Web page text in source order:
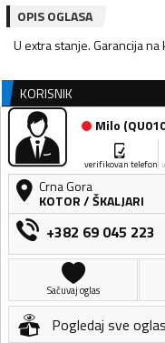
OPIS OGLASA
U extra stanje. Garancija na
KORISNIK
Milo (
verifikovan telefon
Crna Gora
KOTOR/ŠKALJARI
+382 69 045 223
Sačuvaj oglas
Pogledaj sve